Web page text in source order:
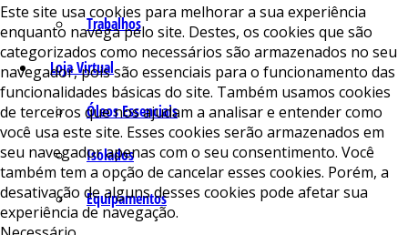
Trabalhos
Loja Virtual
Óleos Essenciais
Isolados
Equipamentos
Este site usa cookies para melhorar a sua experiência
enquanto navega pelo site. Destes, os cookies que são
categorizados como necessários são armazenados no seu
navegador, pois são essenciais para o funcionamento das
funcionalidades básicas do site. Também usamos cookies
de terceiros que nos ajudam a analisar e entender como
você usa este site. Esses cookies serão armazenados em
seu navegador apenas com o seu consentimento. Você
também tem a opção de cancelar esses cookies. Porém, a
desativação de alguns desses cookies pode afetar sua
experiência de navegação.